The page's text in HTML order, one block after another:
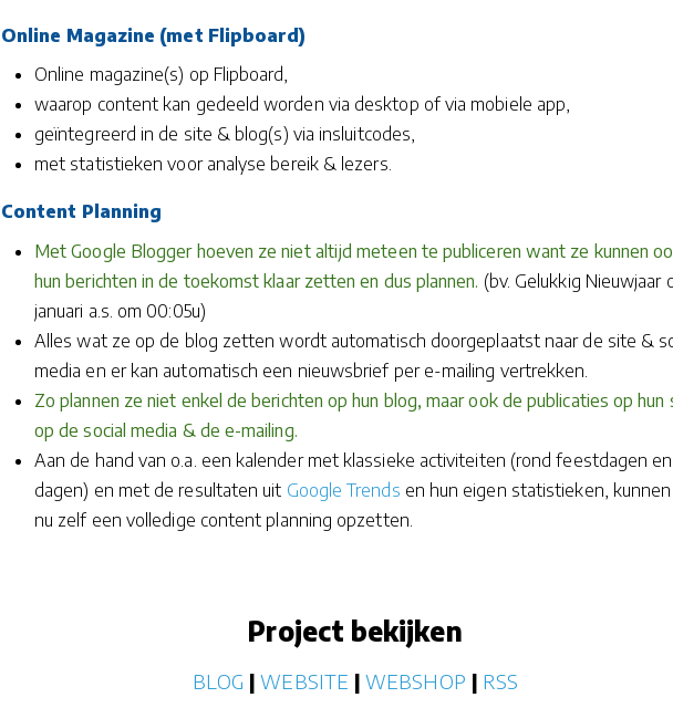
Online Magazine (met Flipboard)
Online magazine(s) op Flipboard,
waarop content kan gedeeld worden via desktop of via mobiele app,
geïntegreerd in de site & blog(s) via insluitcodes,
met statistieken voor analyse bereik & lezers.
Content Planning
Met Google Blogger hoeven ze niet altijd meteen te publiceren want ze kunnen
hun berichten in de toekomst klaar zetten en dus plannen. (bv. Gelukkig Nieuwjaar
januari a.s. om 00:05u)
Alles wat ze op de blog zetten wordt automatisch doorgeplaatst naar de site &
media en er kan automatisch een nieuwsbrief per e-mailing vertrekken.
Zo plannen ze niet enkel de berichten op hun blog, maar ook de publicaties op hun
op de social media & de e-mailing.
Aan de hand van o.a. een kalender met klassieke activiteiten (rond feestdagen
dagen) en met de resultaten uit Google Trends en hun eigen statistieken,
nu zelf een volledige content planning opzetten.
Project bekijken
BLOG |WEBSITE |WEBSHOP | RSS